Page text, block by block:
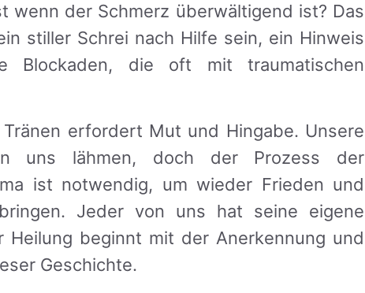
wenn der Schmerz überwältigend ist? Das
stiller Schrei nach Hilfe sein, ein Hinweis
Blockaden, die oft mit traumatischen
erfordert Mut und Hingabe. Unsere
uns lähmen, doch der Prozess der
ist notwendig, um wieder Frieden und
Jeder von uns hat seine eigene
Heilung beginnt mit der Anerkennung und
Geschichte.